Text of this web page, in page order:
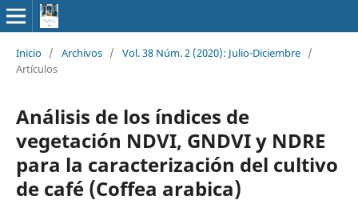
Inicio / Archivos / Vol. 38 Núm. 2 (2020): Julio-Diciembre /
Artículos
Análisis de los índices de
vegetación NDVI, GNDVI y NDRE
para la caracterización del cultivo
de café (Coffea arabica)